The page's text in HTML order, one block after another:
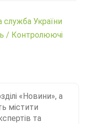
України
/ Контролюючі
«Новини», а
містити
та